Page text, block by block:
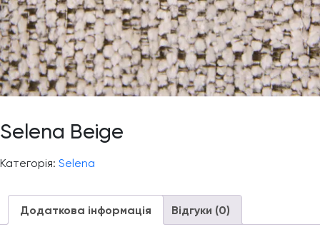
Selena Beige
Категорія: Selena
Додаткова інформація Відгуки (0)